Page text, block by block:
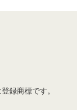
録商標です。